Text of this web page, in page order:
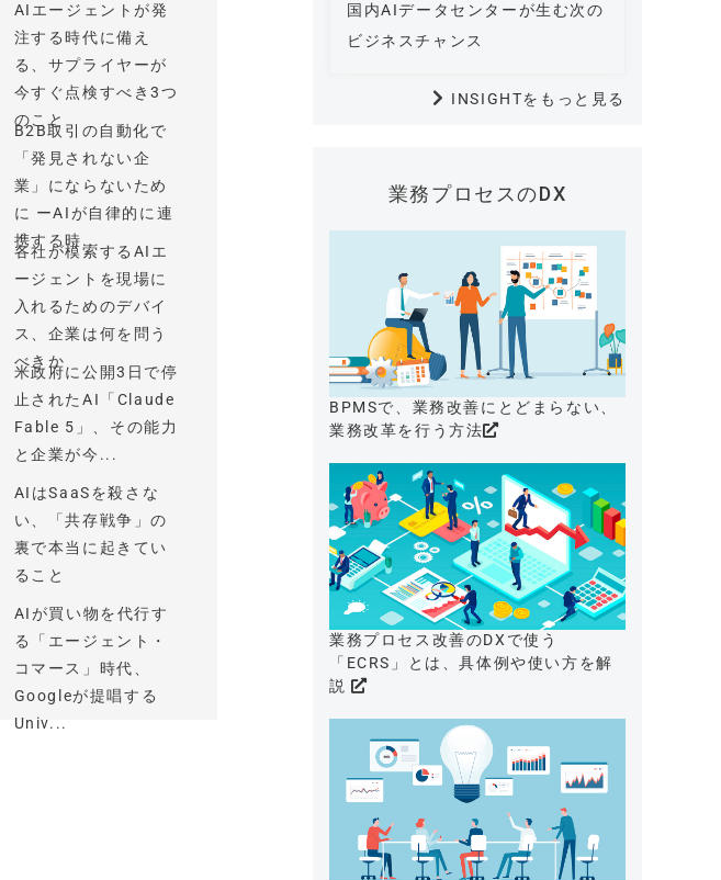
AIエージェントが発
注する時代に備え
る、サプライヤーが
今すぐ点検すべき3つ
のこと
B2B取引の自動化で
「発見されない企
業」にならないため
に ーAIが自律的に連
携する時...
各社が模索するAIエ
ージェントを現場に
入れるためのデバイ
ス、企業は何を問う
べきか
米政府に公開3日で停
止されたAI「Claude
Fable 5」、その能力
と企業が今...
AIはSaaSを殺さな
い、「共存戦争」の
裏で本当に起きてい
ること
AIが買い物を代行す
る「エージェント・
コマース」時代、
Googleが提唱する
Univ...
国内AIデータセンターが生む次の
ビジネスチャンス
INSIGHTをもっと見る
業務プロセスのDX
BPMSで、業務改善にとどまらない、
業務改革を行う方法
業務プロセス改善のDXで使う
「ECRS」とは、具体例や使い方を解
説